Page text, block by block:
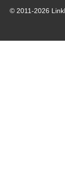
© 2011-2026